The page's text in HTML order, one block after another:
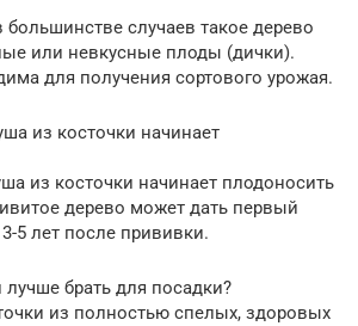
случаев такое дерево
или невкусные плоды (дички).
для получения сортового урожая.
из косточки начинает
из косточки начинает плодоносить
дерево может дать первый
5 лет после прививки.
лучше брать для посадки?
из полностью спелых, здоровых